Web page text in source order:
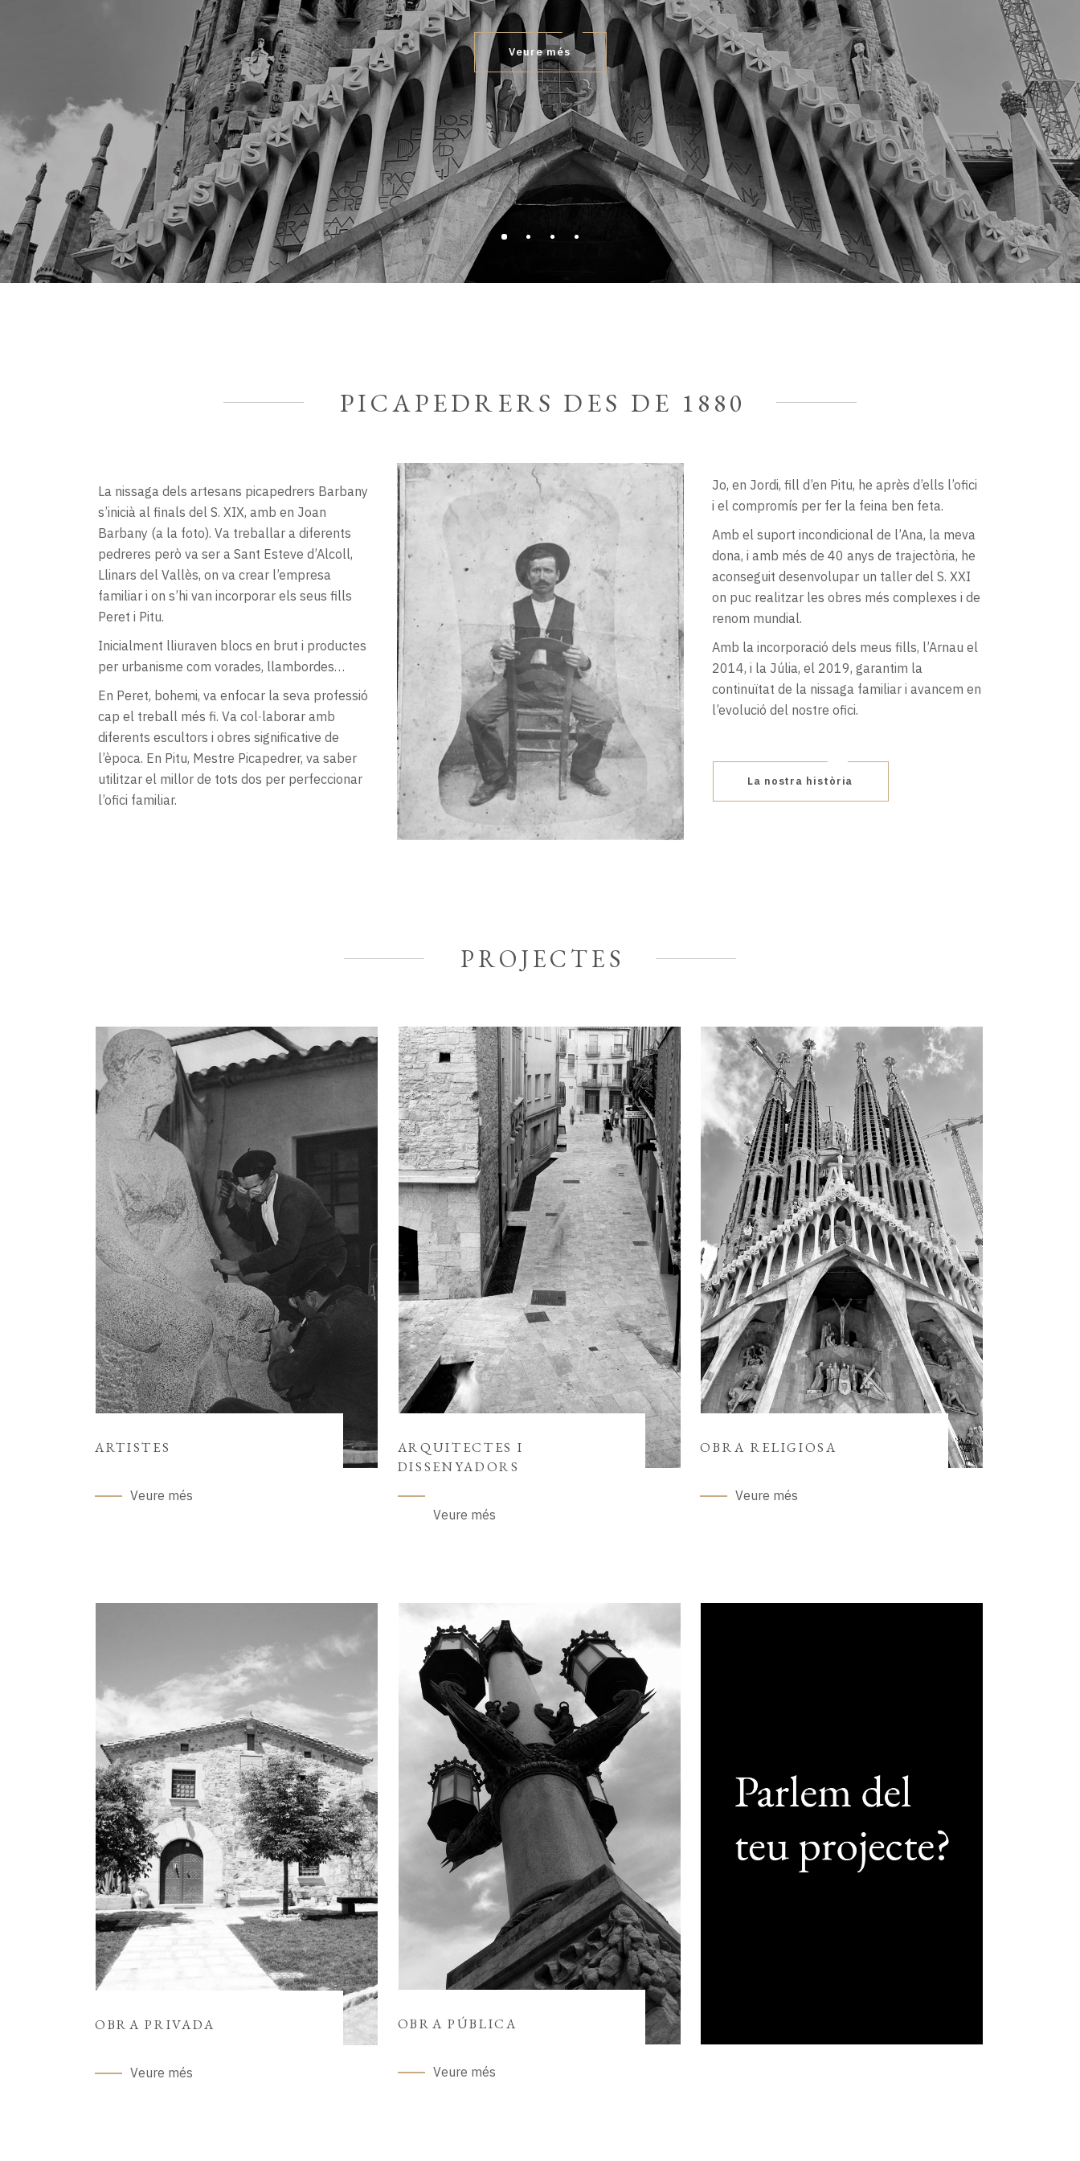
Veure més
PICAPEDRERS DES DE 1880
La nissaga dels artesans picapedrers Barbany
s’inicià al finals del S. XIX, amb en Joan
Barbany (a la foto). Va treballar a diferents
pedreres però va ser a Sant Esteve d’Alcoll,
Llinars del Vallès, on va crear l’empresa
familiar i on s’hi van incorporar els seus fills
Peret i Pitu.
Inicialment lliuraven blocs en brut i productes
per urbanisme com vorades, llambordes…
En Peret, bohemi, va enfocar la seva professió
cap el treball més fi. Va col·laborar amb
diferents escultors i obres significative de
l’època. En Pitu, Mestre Picapedrer, va saber
utilitzar el millor de tots dos per perfeccionar
l’ofici familiar.
Jo, en Jordi, fill d’en Pitu, he après d’ells l’ofici
i el compromís per fer la feina ben feta.
Amb el suport incondicional de l’Ana, la meva
dona, i amb més de 40 anys de trajectòria, he
aconseguit desenvolupar un taller del S. XXI
on puc realitzar les obres més complexes i de
renom mundial.
Amb la incorporació dels meus fills, l’Arnau el
2014, i la Júlia, el 2019, garantim la
continuïtat de la nissaga familiar i avancem en
l’evolució del nostre ofici.
La nostra història
PROJECTES
ARTISTES
Veure més
ARQUITECTES I
DISSENYADORS
Veure més
OBRA RELIGIOSA
Veure més
OBRA PRIVADA
Veure més
OBRA PÚBLICA
Veure més